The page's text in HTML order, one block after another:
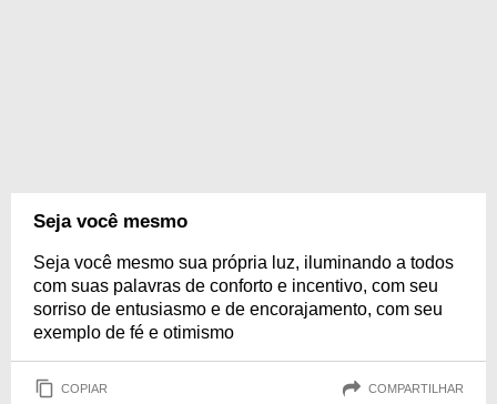
Seja você mesmo
Seja você mesmo sua própria luz, iluminando a todos
com suas palavras de conforto e incentivo, com seu
sorriso de entusiasmo e de encorajamento, com seu
exemplo de fé e otimismo
COPIAR COMPARTILHAR